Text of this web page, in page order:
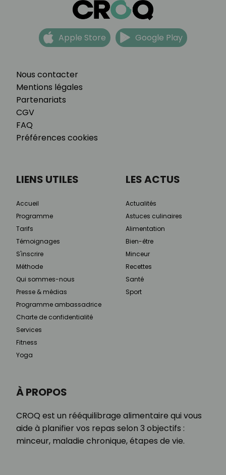
Nous contacter
Mentions légales
Partenariats
CGV
FAQ
Préférences cookies
Apple Store Google Play
À PROPOS
CROQ est un rééquilibrage alimentaire qui vous
aide à planifier vos repas selon 3 objectifs :
minceur, maladie chronique, étapes de vie.
LIENS UTILES
Accueil
Programme
Tarifs
Témoignages
S'inscrire
Méthode
Qui sommes-nous
Presse & médias
Programme ambassadrice
Charte de confidentialité
Services
Fitness
Yoga
LES ACTUS
Actualités
Astuces culinaires
Alimentation
Bien-être
Minceur
Recettes
Santé
Sport